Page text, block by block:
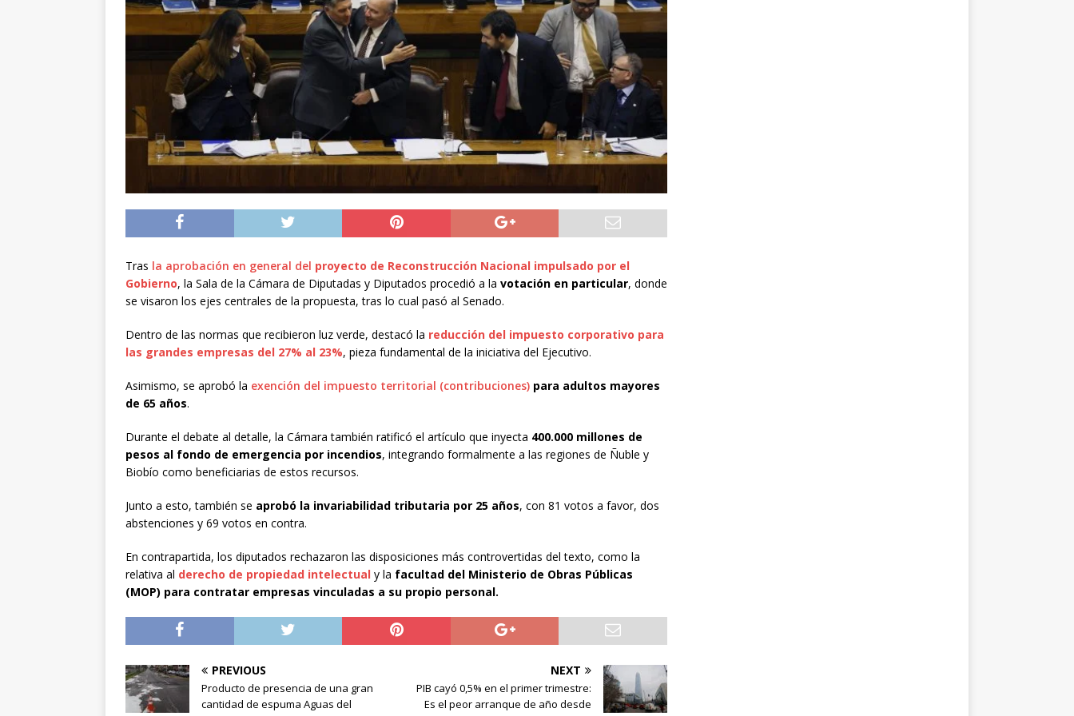
[ 05/08/2026 ] Diputado Álvaro Jofre alerta por el futuro del Casino Municipal de
Iquique
DEPORTES
[ 05/08/2026 ]
Concejo Municipal aprueba proyecto para mejorar el alumbrado
público del sector El Boro
[ 06/08/2026 ] El papa León XIV viajará a Uruguay, Argentina y Perú del 6 al 17 de
noviembre
INTERNACIONAL
Tras la aprobación en general del proyecto de Reconstrucción Nacional impulsado por el
Gobierno, la Sala de la Cámara de Diputadas y Diputados procedió a la votación en particular, donde
se visaron los ejes centrales de la propuesta, tras lo cual pasó al Senado.
Dentro de las normas que recibieron luz verde, destacó la reducción del impuesto corporativo para
las grandes empresas del 27% al 23%, pieza fundamental de la iniciativa del Ejecutivo.
Asimismo, se aprobó la exención del impuesto territorial (contribuciones) para adultos mayores
de 65 años.
Durante el debate al detalle, la Cámara también ratificó el artículo que inyecta 400.000 millones de
pesos al fondo de emergencia por incendios, integrando formalmente a las regiones de Ñuble y
Biobío como beneficiarias de estos recursos.
Junto a esto, también se aprobó la invariabilidad tributaria por 25 años, con 81 votos a favor, dos
abstenciones y 69 votos en contra.
En contrapartida, los diputados rechazaron las disposiciones más controvertidas del texto, como la
relativa al derecho de propiedad intelectual y la facultad del Ministerio de Obras Públicas
(MOP) para contratar empresas vinculadas a su propio personal.
PREVIOUS
Producto de presencia de una gran
cantidad de espuma Aguas del
NEXT
PIB cayó 0,5% en el primer trimestre:
Es el peor arranque de año desde